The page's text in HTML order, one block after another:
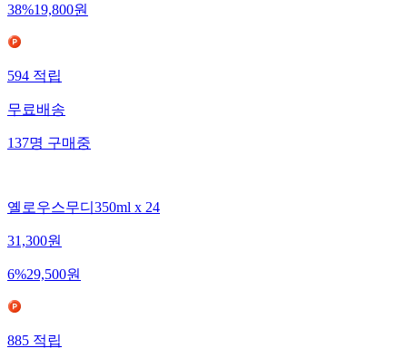
38%19,800원
594적립
무료배송
137명구매중
옐로우스무디350ml x 24
31,300원
6%29,500원
885적립